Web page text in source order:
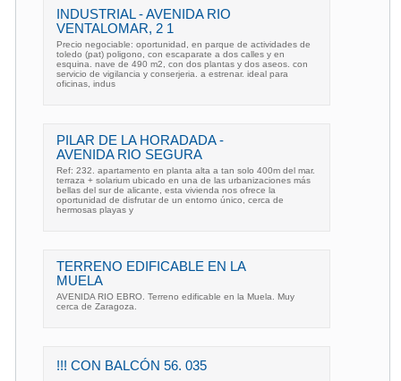
INDUSTRIAL - AVENIDA RIO
VENTALOMAR, 2 1
Precio negociable: oportunidad, en parque de actividades de
toledo (pat) poligono, con escaparate a dos calles y en
esquina. nave de 490 m2, con dos plantas y dos aseos. con
servicio de vigilancia y conserjeria. a estrenar. ideal para
oficinas, indus
PILAR DE LA HORADADA -
AVENIDA RIO SEGURA
Ref: 232. apartamento en planta alta a tan solo 400m del mar.
terraza + solarium ubicado en una de las urbanizaciones más
bellas del sur de alicante, esta vivienda nos ofrece la
oportunidad de disfrutar de un entorno único, cerca de
hermosas playas y
TERRENO EDIFICABLE EN LA
MUELA
AVENIDA RIO EBRO. Terreno edificable en la Muela. Muy
cerca de Zaragoza.
!!! CON BALCÓN 56. 035